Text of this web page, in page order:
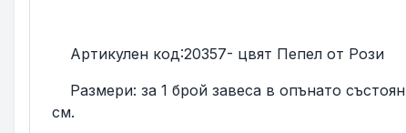
Артикулен код:20357- цвят Пепел от Рози
Размери: за 1 брой завеса в опънато
см.